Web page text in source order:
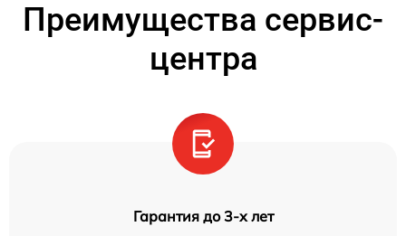
Преимущества сервис-
центра
Гарантия до 3-х лет